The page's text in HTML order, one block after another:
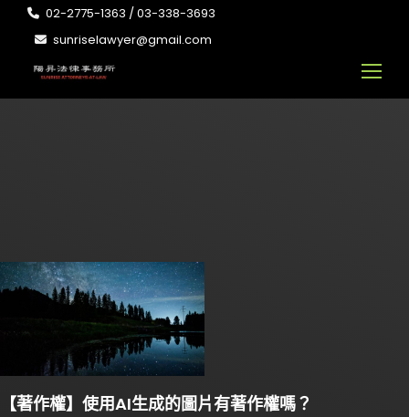
02-2775-1363 / 03-338-3693
sunriselawyer@gmail.com
【著作權】使用AI生成的圖片有著作權嗎？